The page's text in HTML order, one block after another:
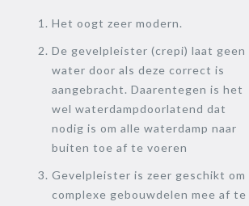
Het oogt zeer modern.
De gevelpleister (crepi) laat geen
water door als deze correct is
aangebracht. Daarentegen is het
wel waterdampdoorlatend dat
nodig is om alle waterdamp naar
buiten toe af te voeren
Gevelpleister is zeer geschikt om
complexe gebouwdelen mee af te